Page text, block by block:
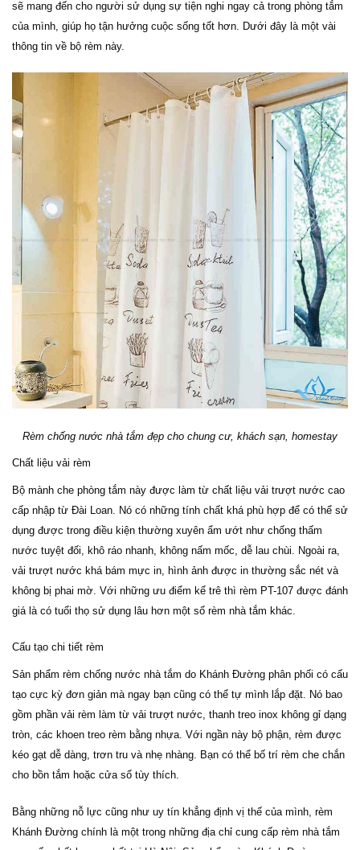
sẽ mang đến cho người sử dụng sự tiện nghi ngay cả trong phòng tắm
của mình, giúp họ tận hưởng cuộc sống tốt hơn. Dưới đây là một vài
thông tin về bộ rèm này.
Rèm chống nước nhà tắm đẹp cho chung cư, khách sạn, homestay
Chất liệu vải rèm
Bộ mành che phòng tắm này được làm từ chất liệu vải trượt nước cao
cấp nhập từ Đài Loan. Nó có những tính chất khá phù hợp để có thể sử
dụng được trong điều kiện thường xuyên ẩm ướt như chống thấm
nước tuyệt đối, khô ráo nhanh, không nấm mốc, dễ lau chùi. Ngoài ra,
vải trượt nước khá bám mực in, hình ảnh được in thường sắc nét và
không bị phai mờ. Với những ưu điểm kể trê thì rèm PT-107 được đánh
giá là có tuổi thọ sử dụng lâu hơn một số rèm nhà tắm khác.
Cấu tạo chi tiết rèm
Sản phẩm rèm chống nước nhà tắm do Khánh Đường phân phối có cấu
tạo cực kỳ đơn giản mà ngay bạn cũng có thể tự mình lắp đặt. Nó bao
gồm phần vải rèm làm từ vải trượt nước, thanh treo inox không gỉ dạng
tròn, các khoen treo rèm bằng nhựa. Với ngần này bộ phận, rèm được
kéo gạt dễ dàng, trơn tru và nhẹ nhàng. Bạn có thể bố trí rèm che chắn
cho bồn tắm hoặc cửa sổ tùy thích.
Bằng những nỗ lực cũng như uy tín khẳng định vị thế của mình, rèm
Khánh Đường chính là một trong những địa chỉ cung cấp rèm nhà tắm